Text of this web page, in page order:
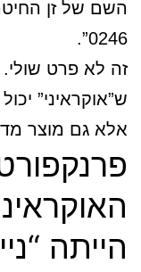
השם של זן
0246”.
זה לא פרט
ש”אוקראיני”
אלא גם מוצר
הייתה